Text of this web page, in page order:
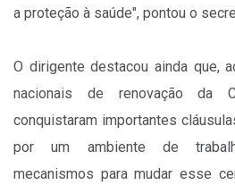
a proteção à saúde", pontou o
O dirigente destacou ainda que,
nacionais de renovação da
conquistaram importantes
por um ambiente de
mecanismos para mudar esse